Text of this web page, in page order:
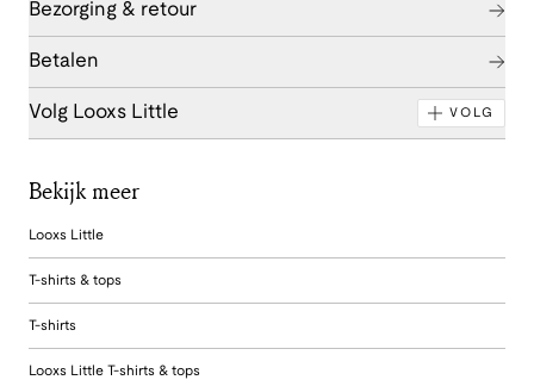
Bezorging & retour
Betalen
Volg Looxs Little VOLG
Bekijk meer
Looxs Little
T-shirts & tops
T-shirts
Looxs Little T-shirts & tops